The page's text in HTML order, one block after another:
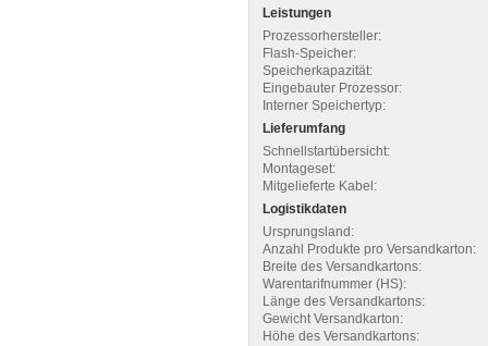
Leistungen
Prozessorhersteller:
Flash-Speicher:
Speicherkapazität:
Eingebauter Prozessor:
Interner Speichertyp:
Lieferumfang
Schnellstartübersicht:
Montageset:
Mitgelieferte Kabel:
Logistikdaten
Ursprungsland:
Anzahl Produkte pro Versandkarton:
Breite des Versandkartons:
Warentarifnummer (HS):
Länge des Versandkartons:
Gewicht Versandkarton:
Höhe des Versandkartons: